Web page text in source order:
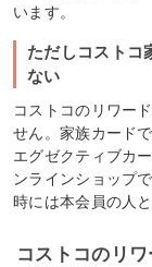
います。
ただしコストコ
ない
コストコのリワー
せん。家族カード
エグゼクティブカ
ンラインショップ
時には本会員の人
コストコのリ